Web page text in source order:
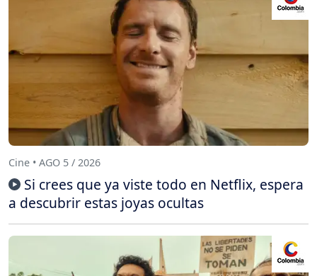
Cine • AGO 5 / 2026
Si crees que ya viste todo en Netflix, espera
a descubrir estas joyas ocultas